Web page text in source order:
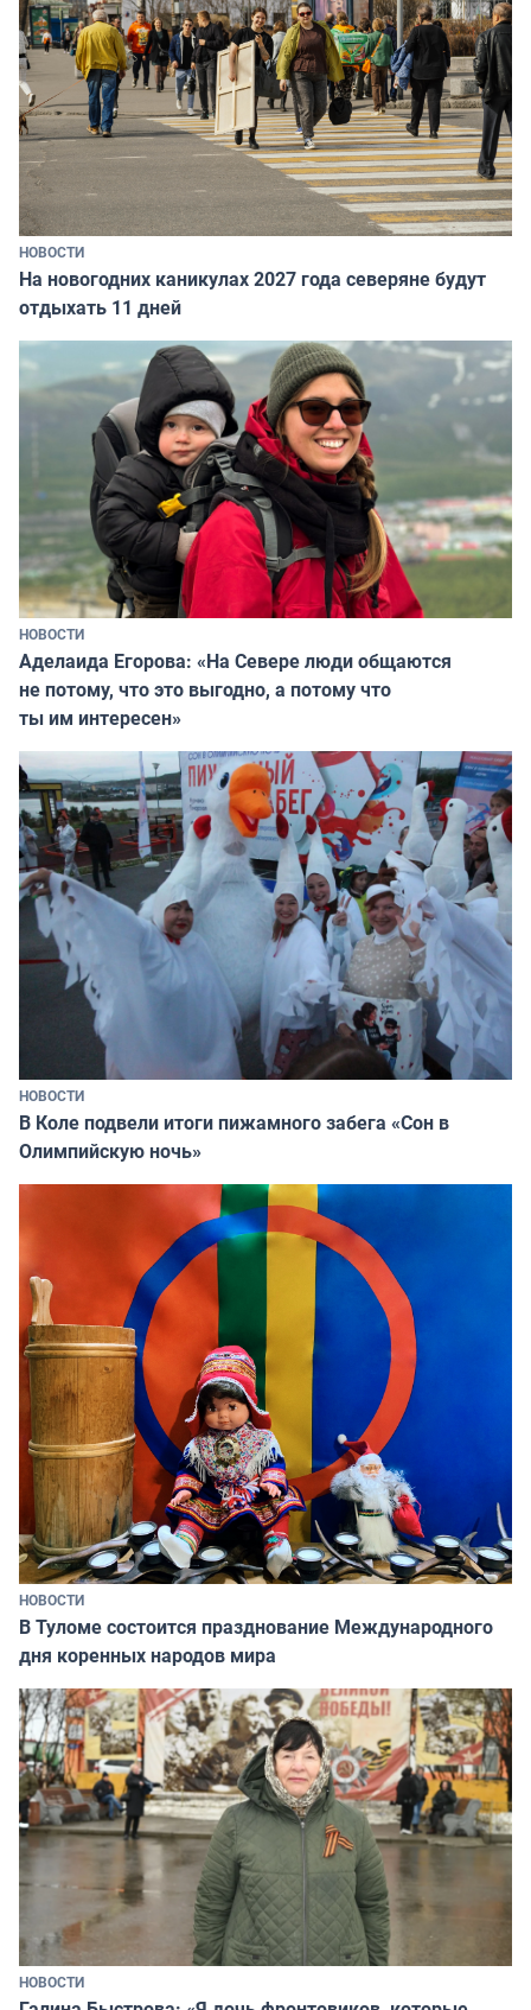
НОВОСТИ
На новогодних каникулах 2027 года северяне будут
отдыхать 11 дней
НОВОСТИ
Аделаида Егорова: «На Севере люди общаются
не потому, что это выгодно, а потому что
ты им интересен»
НОВОСТИ
В Коле подвели итоги пижамного забега «Сон в
Олимпийскую ночь»
НОВОСТИ
В Туломе состоится празднование Международного
дня коренных народов мира
НОВОСТИ